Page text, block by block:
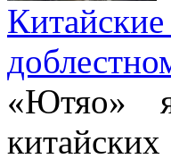
«Ютяо»